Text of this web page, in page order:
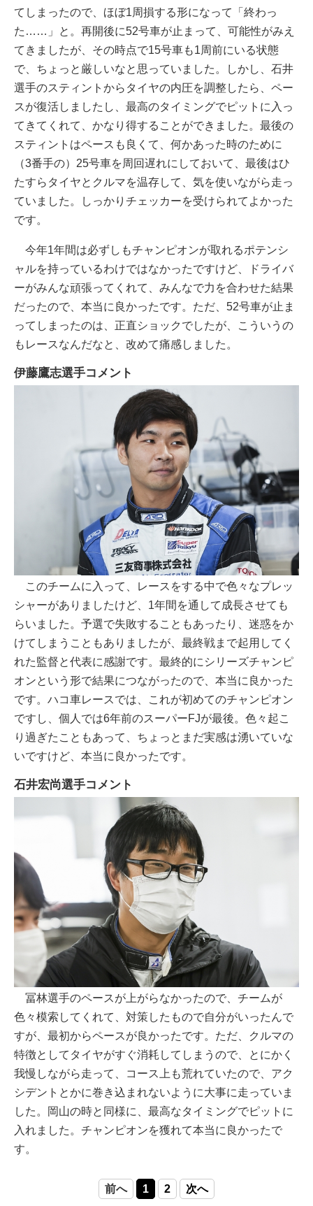
てしまったので、ほぼ1周損する形になって「終わっ
た……」と。再開後に52号車が止まって、可能性がみえ
てきましたが、その時点で15号車も1周前にいる状態
で、ちょっと厳しいなと思っていました。しかし、石井
選手のスティントからタイヤの内圧を調整したら、ペー
スが復活しましたし、最高のタイミングでピットに入っ
てきてくれて、かなり得することができました。最後の
スティントはペースも良くて、何かあった時のために
（3番手の）25号車を周回遅れにしておいて、最後はひ
たすらタイヤとクルマを温存して、気を使いながら走っ
ていました。しっかりチェッカーを受けられてよかった
です。
今年1年間は必ずしもチャンピオンが取れるポテンシ
ャルを持っているわけではなかったですけど、ドライバ
ーがみんな頑張ってくれて、みんなで力を合わせた結果
だったので、本当に良かったです。ただ、52号車が止ま
ってしまったのは、正直ショックでしたが、こういうの
もレースなんだなと、改めて痛感しました。
伊藤鷹志選手コメント
このチームに入って、レースをする中で色々なプレッ
シャーがありましたけど、1年間を通して成長させても
らいました。予選で失敗することもあったり、迷惑をか
けてしまうこともありましたが、最終戦まで起用してく
れた監督と代表に感謝です。最終的にシリーズチャンピ
オンという形で結果につながったので、本当に良かった
です。ハコ車レースでは、これが初めてのチャンピオン
ですし、個人では6年前のスーパーFJが最後。色々起こ
り過ぎたこともあって、ちょっとまだ実感は湧いていな
いですけど、本当に良かったです。
石井宏尚選手コメント
冨林選手のペースが上がらなかったので、チームが
色々模索してくれて、対策したもので自分がいったんで
すが、最初からペースが良かったです。ただ、クルマの
特徴としてタイヤがすぐ消耗してしまうので、とにかく
我慢しながら走って、コース上も荒れていたので、アク
シデントとかに巻き込まれないように大事に走っていま
した。岡山の時と同様に、最高なタイミングでピットに
入れました。チャンピオンを獲れて本当に良かったで
す。
前へ 1 2 次へ